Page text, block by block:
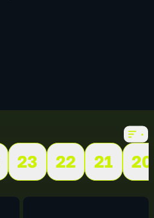
23 22 21
20